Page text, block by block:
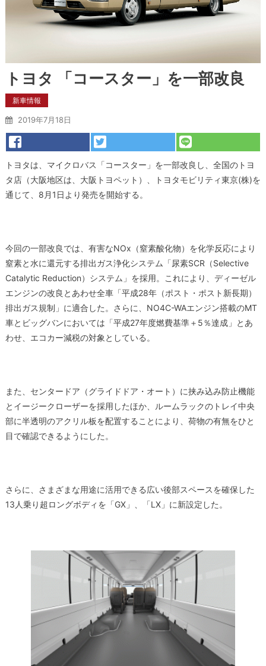
トヨタ 「コースター」を一部改良
新車情報
2019年7月18日
トヨタは、マイクロバス「コースター」を一部改良し、全国のトヨ
タ店（大阪地区は、大阪トヨペット）、トヨタモビリティ東京(株)を
通じて、8月1日より発売を開始する。
今回の一部改良では、有害なNOx（窒素酸化物）を化学反応により
窒素と水に還元する排出ガス浄化システム「尿素SCR（Selective
Catalytic Reduction）システム」を採用。これにより、ディーゼル
エンジンの改良とあわせ全車「平成28年（ポスト・ポスト新長期）
排出ガス規制」に適合した。さらに、NO4C-WAエンジン搭載のMT
車とビッグバンにおいては「平成27年度燃費基準＋5％達成」とあ
わせ、エコカー減税の対象としている。
また、センタードア（グライドドア・オート）に挟み込み防止機能
とイージークローザーを採用したほか、ルームラックのトレイ中央
部に半透明のアクリル板を配置することにより、荷物の有無をひと
目で確認できるようにした。
さらに、さまざまな用途に活用できる広い後部スペースを確保した
13人乗り超ロングボディを「GX」、「LX」に新設定した。